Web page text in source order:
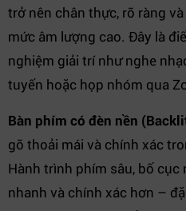
trở nên chân thực, rõ ràng
mức âm lượng cao. Đây là
nghiệm giải trí như nghe
tuyến hoặc họp nhóm qua
Bàn phím có đèn nền
gõ thoải mái và chính xác
Hành trình phím sâu, bố
nhanh và chính xác hơn –